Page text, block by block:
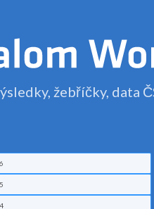
žebříčky, data